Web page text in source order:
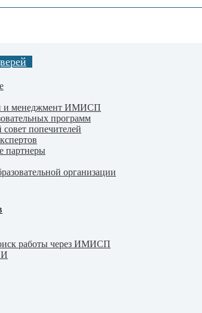
и менеджмент ИМИСП
программ
попечителей
партнеры
организации
работы через ИМИСП